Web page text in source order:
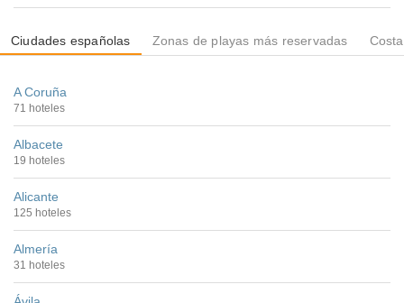
Ciudades españolas Zonas de playas más reservadas
A Coruña
71 hoteles
Albacete
19 hoteles
Alicante
125 hoteles
Almería
31 hoteles